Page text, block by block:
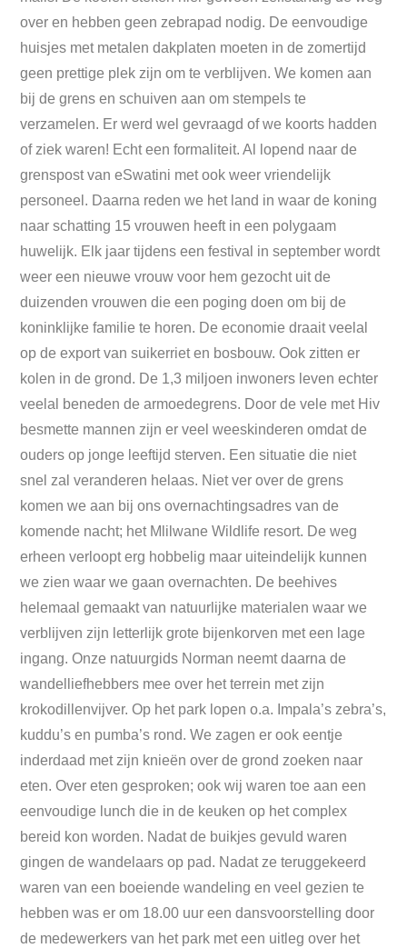
over en hebben geen zebrapad nodig. De eenvoudige
huisjes met metalen dakplaten moeten in de zomertijd
geen prettige plek zijn om te verblijven. We komen aan
bij de grens en schuiven aan om stempels te
verzamelen. Er werd wel gevraagd of we koorts hadden
of ziek waren! Echt een formaliteit. Al lopend naar de
grenspost van eSwatini met ook weer vriendelijk
personeel. Daarna reden we het land in waar de koning
naar schatting 15 vrouwen heeft in een polygaam
huwelijk. Elk jaar tijdens een festival in september wordt
weer een nieuwe vrouw voor hem gezocht uit de
duizenden vrouwen die een poging doen om bij de
koninklijke familie te horen. De economie draait veelal
op de export van suikerriet en bosbouw. Ook zitten er
kolen in de grond. De 1,3 miljoen inwoners leven echter
veelal beneden de armoedegrens. Door de vele met Hiv
besmette mannen zijn er veel weeskinderen omdat de
ouders op jonge leeftijd sterven. Een situatie die niet
snel zal veranderen helaas. Niet ver over de grens
komen we aan bij ons overnachtingsadres van de
komende nacht; het Mlilwane Wildlife resort. De weg
erheen verloopt erg hobbelig maar uiteindelijk kunnen
we zien waar we gaan overnachten. De beehives
helemaal gemaakt van natuurlijke materialen waar we
verblijven zijn letterlijk grote bijenkorven met een lage
ingang. Onze natuurgids Norman neemt daarna de
wandelliefhebbers mee over het terrein met zijn
krokodillenvijver. Op het park lopen o.a. Impala’s zebra’s,
kuddu’s en pumba’s rond. We zagen er ook eentje
inderdaad met zijn knieën over de grond zoeken naar
eten. Over eten gesproken; ook wij waren toe aan een
eenvoudige lunch die in de keuken op het complex
bereid kon worden. Nadat de buikjes gevuld waren
gingen de wandelaars op pad. Nadat ze teruggekeerd
waren van een boeiende wandeling en veel gezien te
hebben was er om 18.00 uur een dansvoorstelling door
de medewerkers van het park met een uitleg over het